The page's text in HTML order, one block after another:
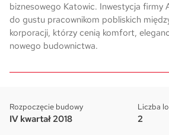
biznesowego Katowic. Inwestycja firmy
do gustu pracownikom pobliskich
korporacji, którzy cenią komfort,
nowego budownictwa.
Rozpoczęcie budowy
IV kwartał 2018
Liczba
2